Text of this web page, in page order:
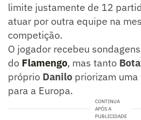
limite justamente de 12
atuar por outra equipe na
competição.
O jogador recebeu
do Flamengo, mas tanto
próprio Danilo priorizam
para a Europa.
CONTINUA
APÓS A
PUBLICIDADE